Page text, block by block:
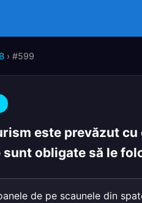
› #599
este prevăzut
sunt obligate să le
de pe scaunele din